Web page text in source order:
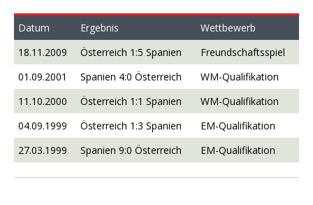
Datum Ergebnis
Wettbewerb
18.11.2009
Österreich 1:5 Spanien
Freundschaftsspiel
01.09.2001
Spanien 4:0 Österreich
WM-Qualifikation
11.10.2000
Österreich 1:1 Spanien
WM-Qualifikation
04.09.1999
Österreich 1:3 Spanien
EM-Qualifikation
27.03.1999
Spanien 9:0 Österreich EM-Qualifikation